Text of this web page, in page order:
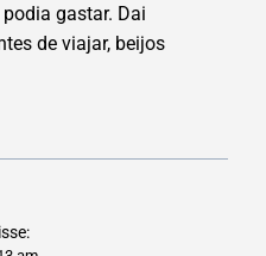
gastar. Dai
de viajar, beijos